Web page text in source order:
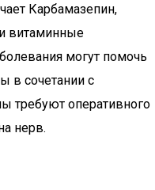
Карбамазепин,
витаминные
могут помочь
в сочетании с
требуют оперативного
нерв.